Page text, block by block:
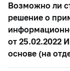
Возможно ли
решение о
от 25.02.2022
основе (на